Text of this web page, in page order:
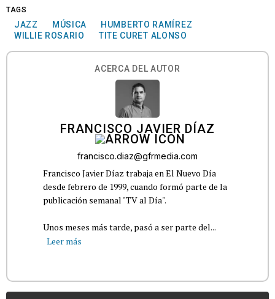
TAGS
JAZZ MÚSICA
HUMBERTO RAMÍREZ
WILLIE ROSARIO
TITE CURET ALONSO
ACERCA DEL AUTOR
FRANCISCO JAVIER DÍAZ
francisco.diaz@gfrmedia.com
Francisco Javier Díaz trabaja en El Nuevo Día
desde febrero de 1999, cuando formó parte de la
publicación semanal "TV al Día".
Unos meses más tarde, pasó a ser parte del...
Leer más